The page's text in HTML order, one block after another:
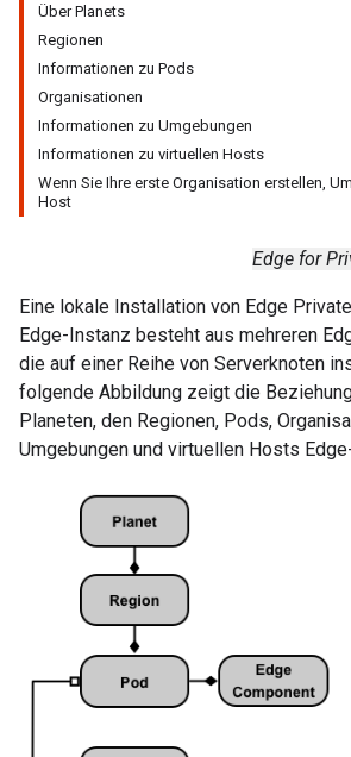
Über Planets
Regionen
Informationen zu Pods
Organisationen
Informationen zu Umgebungen
Informationen zu virtuellen Hosts
Wenn Sie Ihre erste Organisation erstellen,
Host
Edge for
Eine lokale Installation von Edge
Edge-Instanz besteht aus mehreren
die auf einer Reihe von Serverknoten
folgende Abbildung zeigt die
Planeten, den Regionen, Pods,
Umgebungen und virtuellen Hosts